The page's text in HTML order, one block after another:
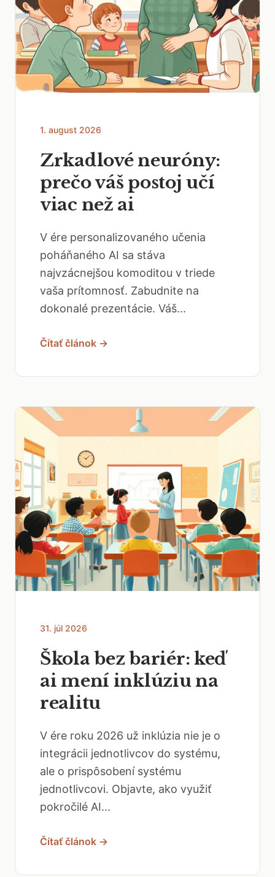
1. august 2026
Zrkadlové neuróny:
prečo váš postoj učí
viac než ai
V ére personalizovaného učenia
poháňaného AI sa stáva
najvzácnejšou komoditou v triede
vaša prítomnosť. Zabudnite na
dokonalé prezentácie. Váš...
Čítať článok →
31. júl 2026
Škola bez bariér: keď
ai mení inklúziu na
realitu
V ére roku 2026 už inklúzia nie je o
integrácii jednotlivcov do systému,
ale o prispôsobení systému
jednotlivcovi. Objavte, ako využiť
pokročilé AI...
Čítať článok →